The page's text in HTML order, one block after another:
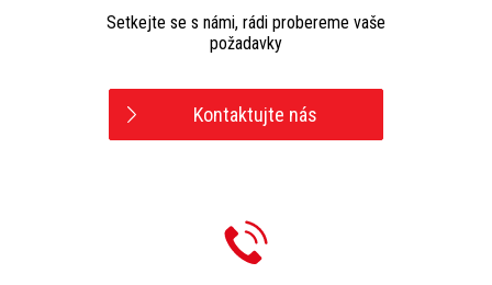
Setkejte se s námi, rádi probereme vaše
požadavky
Kontaktujte nás